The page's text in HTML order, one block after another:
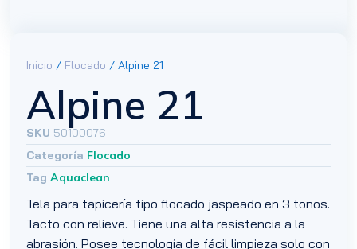
Inicio / Flocado / Alpine 21
Alpine 21
SKU 50100076
Categoría Flocado
Tag Aquaclean
Tela para tapicería tipo flocado jaspeado en 3 tonos.
Tacto con relieve. Tiene una alta resistencia a la
abrasión. Posee tecnología de fácil limpieza solo con